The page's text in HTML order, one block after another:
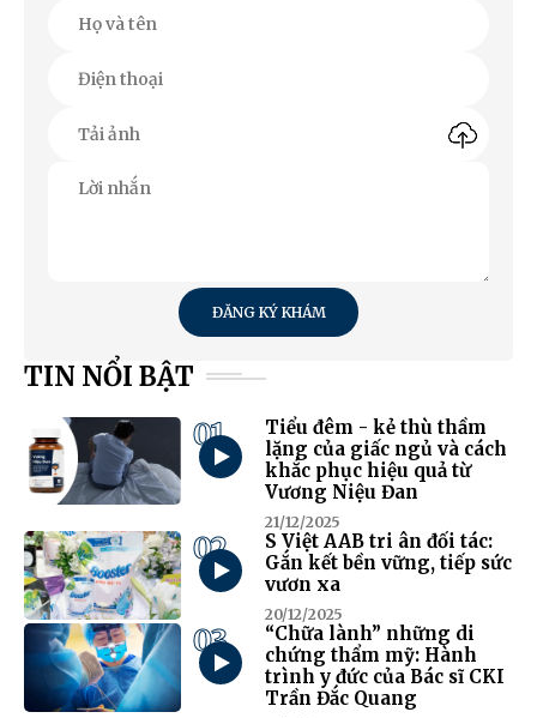
ĐĂNG KÝ KHÁM
TIN NỔI BẬT
01
Tiểu đêm - kẻ thù thầm
lặng của giấc ngủ và cách
khắc phục hiệu quả từ
Vương Niệu Đan
21/12/2025
02
S Việt AAB tri ân đối tác:
Gắn kết bền vững, tiếp sức
vươn xa
20/12/2025
03
“Chữa lành” những di
chứng thẩm mỹ: Hành
trình y đức của Bác sĩ CKI
Trần Đắc Quang